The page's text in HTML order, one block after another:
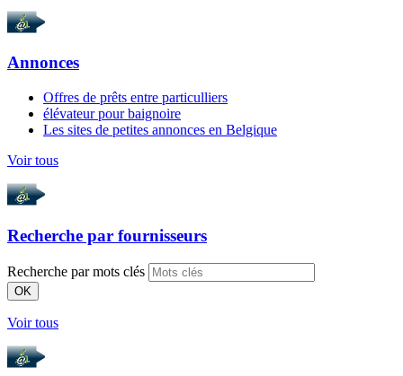
Annonces
Offres de prêts entre particulliers
élévateur pour baignoire
Les sites de petites annonces en Belgique
Voir tous
Recherche par fournisseurs
Recherche par mots clés
OK
Voir tous